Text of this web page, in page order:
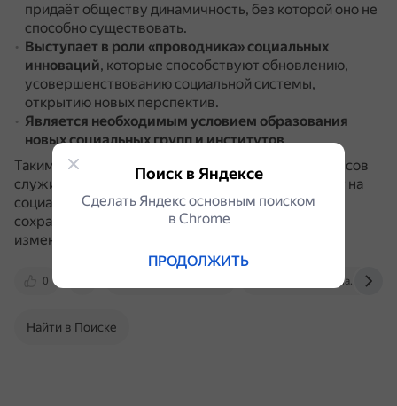
придаёт обществу динамичность, без которой оно не
способно существовать.
Выступает в роли «проводника» социальных
инноваций, которые способствуют обновлению,
усовершенствованию социальной системы,
открытию новых перспектив.
Является необходимым условием образования
новых социальных групп и институтов.
Таким образом, столкновение социальных интересов
служит источником социальной динамики, влияет на
социальную активность людей, способствует
сохранению сложившихся порядков или ведёт к
изменению общественных отношений.
0 soc-ege.sdamgia.ru
Найти в Поиске
Поиск в Яндексе
Сделать Яндекс основным поиском
в Сhrome
ПРОДОЛЖИТЬ